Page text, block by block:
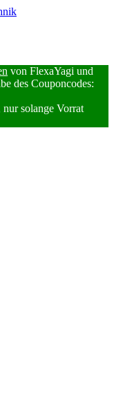
von FlexaYagi und
des Couponcodes:
solange Vorrat